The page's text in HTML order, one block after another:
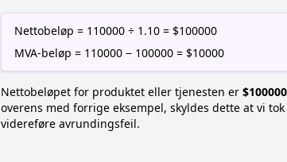
Nettobeløp = 110000 ÷ 1.10 = $100000
MVA-beløp = 110000 − 100000 = $10000
Nettobeløpet for produktet eller tjenesten er $100000
overens med forrige eksempel, skyldes dette at vi
videreføre avrundingsfeil.